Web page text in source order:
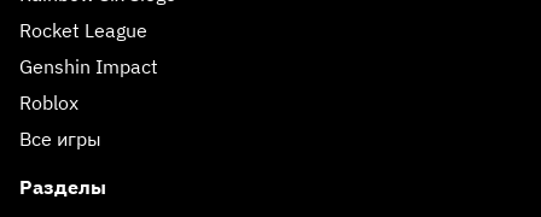
Rocket League
Genshin Impact
Roblox
Все игры
Разделы